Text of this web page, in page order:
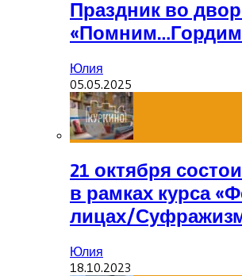
Праздник во
Юлия
05.05.2025
21 октября
в рамках курса
лицах/
Юлия
18.10.2023